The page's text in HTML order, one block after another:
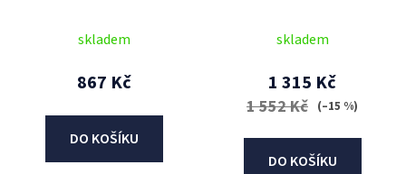
skladem
867 Kč
DO KOŠÍKU
skladem
1 315 Kč
1 552 Kč (–15 %)
DO KOŠÍKU